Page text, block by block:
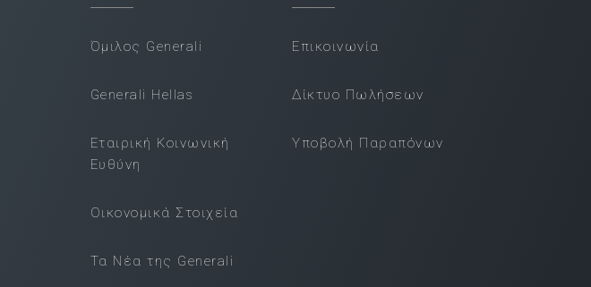
Όμιλος Generali
Generali Hellas
Εταιρική Κοινωνική
Ευθύνη
Οικονομικά Στοιχεία
Τα Νέα της Generali
Επικοινωνία
Δίκτυο Πωλήσεων
Υποβολή Παραπόνων